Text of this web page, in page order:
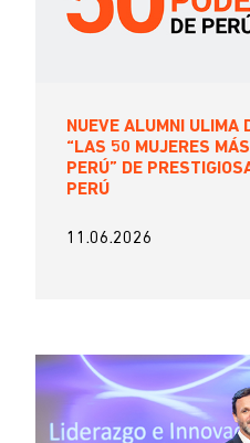
NUEVE ALUMNI ULIMA
“LAS 50 MUJERES
PERÚ” DE
PERÚ
11.06.2026